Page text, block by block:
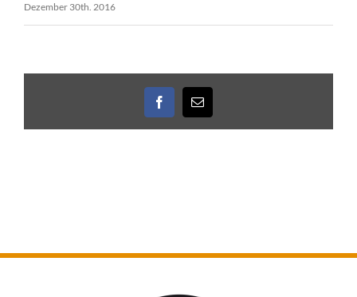
Dezember 30th. 2016
Facebook
E-
Mail